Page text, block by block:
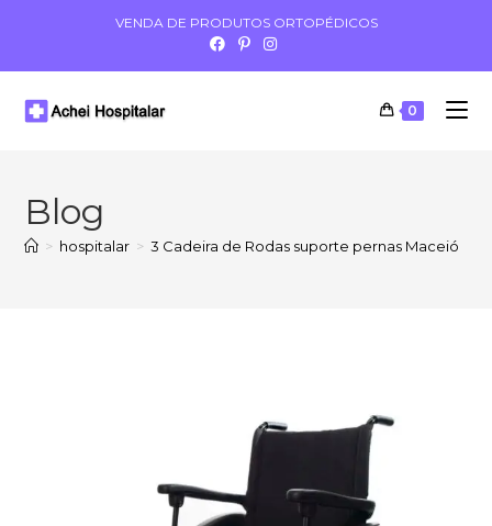
VENDA DE PRODUTOS ORTOPÉDICOS
0
Blog
> hospitalar > 3 Cadeira de Rodas suporte pernas Maceió